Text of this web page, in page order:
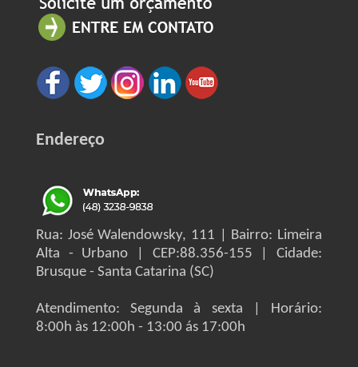
Endereço
Rua: José Walendowsky, 111 | Bairro: Limeira
Alta - Urbano | CEP:88.356-155 | Cidade:
Brusque - Santa Catarina (SC)
Atendimento: Segunda à sexta | Horário:
8:00h às 12:00h - 13:00 ás 17:00h